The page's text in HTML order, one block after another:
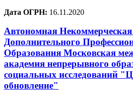
Дата ОГРН: 16.11.2020
Автономная
Дополнительного
Образования Московская
академия непрерывного
социальных исследований
обновление"